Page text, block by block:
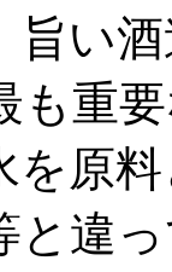
旨い
も重
原
と違